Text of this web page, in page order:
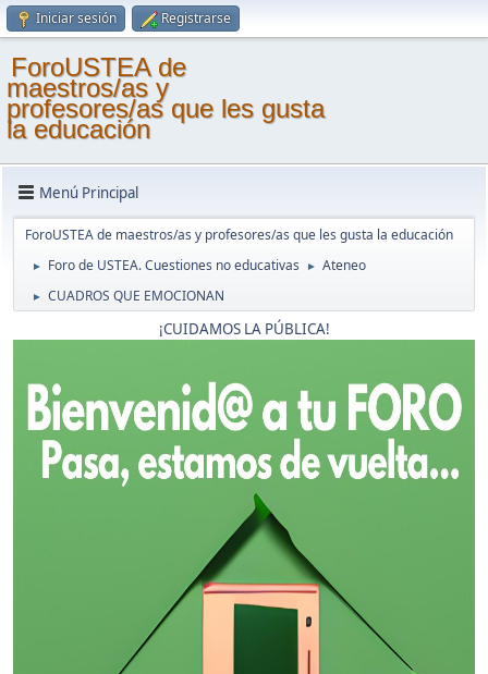
Iniciar sesión Registrarse
ForoUSTEA de
maestros/as y
profesores/as que les gusta
la educación
Menú Principal
ForoUSTEA de maestros/as y profesores/as que les gusta la educación
► Foro de USTEA. Cuestiones no educativas ► Ateneo
► CUADROS QUE EMOCIONAN
¡CUIDAMOS LA PÚBLICA!